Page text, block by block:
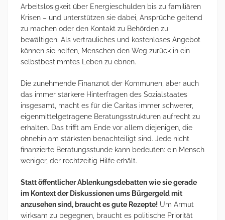
Arbeitslosigkeit über Energieschulden bis zu familiären
Krisen – und unterstützen sie dabei, Ansprüche geltend
zu machen oder den Kontakt zu Behörden zu
bewältigen. Als vertrauliches und kostenloses Angebot
können sie helfen, Menschen den Weg zurück in ein
selbstbestimmtes Leben zu ebnen.
Die zunehmende Finanznot der Kommunen, aber auch
das immer stärkere Hinterfragen des Sozialstaates
insgesamt, macht es für die Caritas immer schwerer,
eigenmittelgetragene Beratungsstrukturen aufrecht zu
erhalten. Das trifft am Ende vor allem diejenigen, die
ohnehin am stärksten benachteiligt sind. Jede nicht
finanzierte Beratungsstunde kann bedeuten: ein Mensch
weniger, der rechtzeitig Hilfe erhält.
Statt öffentlicher Ablenkungsdebatten wie sie gerade
im Kontext der Diskussionen ums Bürgergeld mit
anzusehen sind, braucht es gute Rezepte! Um Armut
wirksam zu begegnen, braucht es politische Priorität